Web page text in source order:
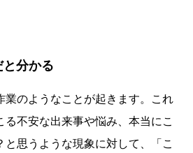
分かる
業のようなことが起きます。これ
る不安な出来事や悩み、本当にこ
と思うような現象に対して、「こ